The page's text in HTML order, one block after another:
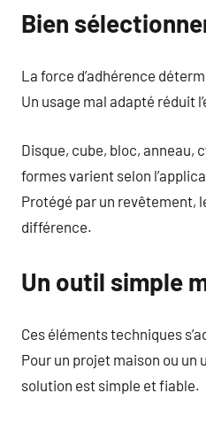
Bien
La force d’adhérence
Un usage mal adapté réduit
Disque, cube, bloc, anneau,
formes varient selon
Protégé par un revêtement,
différence.
Un outil simple
Ces éléments techniques
Pour un projet maison ou un
solution est simple et fiable.